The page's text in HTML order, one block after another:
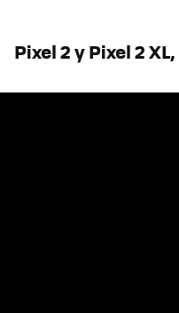
Pixel 2 y Pixel 2